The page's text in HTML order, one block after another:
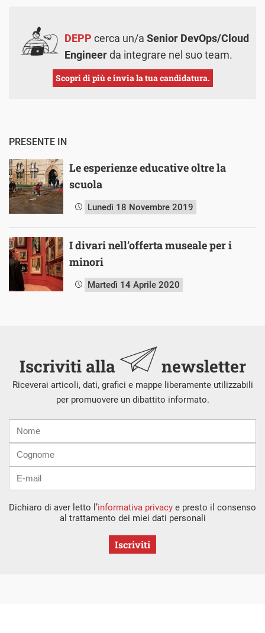
DEPP cerca un/a Senior DevOps/Cloud
Engineerda integrare nel suo team.
Scopri di più e invia la tua candidatura.
PRESENTE IN
Le esperienze educative oltre la
scuola
Lunedì 18 Novembre 2019
I divari nell’offerta museale per i
minori
Martedì 14 Aprile 2020
Iscriviti alla newsletter
Riceverai articoli, dati, grafici e mappe liberamente utilizzabili
per promuovere un dibattito informato.
mail
Dichiaro di aver letto l’informativa privacy e presto il consenso
al trattamento dei miei dati personali
Iscriviti